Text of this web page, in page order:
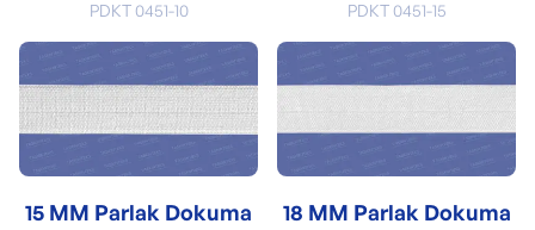
PDKT 0451-10 PDKT 0451-15
15 MM Parlak Dokuma
18 MM Parlak Dokuma